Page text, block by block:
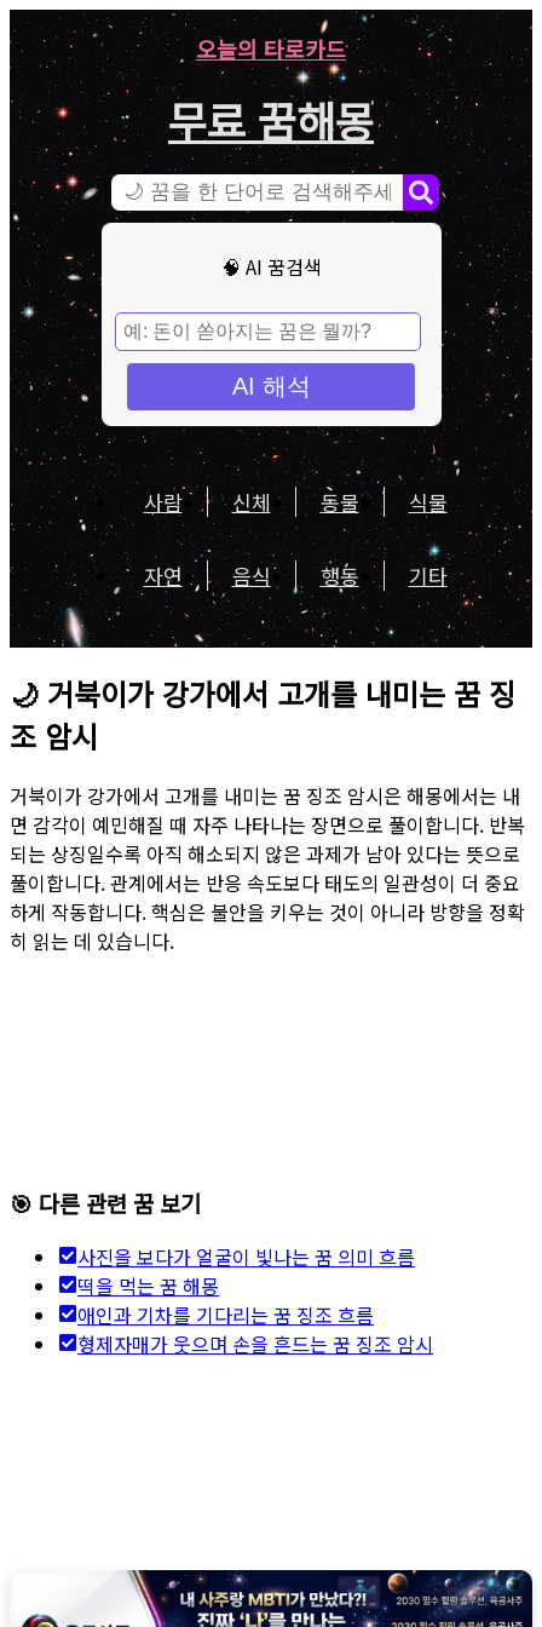
오늘의 타로카드
무료 꿈해몽
🧠 AI 꿈검색
AI 해석
사람 신체 동물 식물
자연 음식 행동 기타
🌙 거북이가 강가에서 고개를 내미는 꿈 징
조 암시
거북이가 강가에서 고개를 내미는 꿈 징조 암시은 해몽에서는 내
면 감각이 예민해질 때 자주 나타나는 장면으로 풀이합니다. 반복
되는 상징일수록 아직 해소되지 않은 과제가 남아 있다는 뜻으로
풀이합니다. 관계에서는 반응 속도보다 태도의 일관성이 더 중요
하게 작동합니다. 핵심은 불안을 키우는 것이 아니라 방향을 정확
히 읽는 데 있습니다.
🎯 다른 관련 꿈 보기
사진을 보다가 얼굴이 빛나는 꿈 의미 흐름
떡을 먹는 꿈 해몽
애인과 기차를 기다리는 꿈 징조 흐름
형제자매가 웃으며 손을 흔드는 꿈 징조 암시